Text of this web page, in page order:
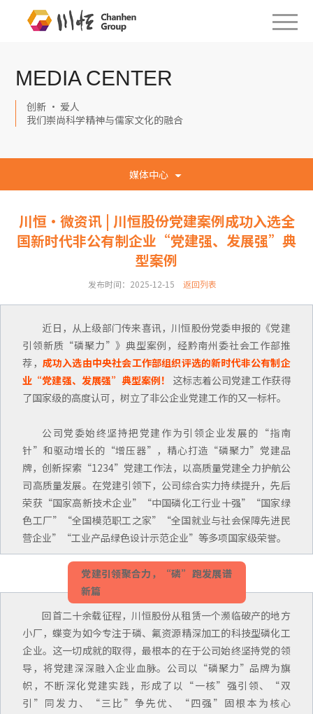
MEDIA CENTER
创新 · 爱人
我们崇尚科学精神与儒家文化的融合
媒体中心
川恒·微资讯 | 川恒股份党建案例成功入选全
国新时代非公有制企业“党建强、发展强”典
型案例
发布时间：2025-12-15 返回列表
近日，从上级部门传来喜讯，川恒股份党委申报的《党建
引领新质“磷聚力”》典型案例，经黔南州委社会工作部推
荐， 成功入选由中央社会工作部组织评选的新时代非公有制企
业“党建强、发展强”典型案例！
这标志着公司党建工作获得
了国家级的高度认可，树立了非公企业党建工作的又一标杆。
公司党委始终坚持把党建作为引领企业发展的“指南
针”和驱动增长的“增压器”，精心打造“磷聚力”党建品
牌，创新探索“1234”党建工作法，以高质量党建全力护航公
司高质量发展。在党建引领下，公司综合实力持续提升，先后
荣获“国家高新技术企业”“中国磷化工行业十强”“国家绿
色工厂”“全国模范职工之家”“全国就业与社会保障先进民
营企业”“工业产品绿色设计示范企业”等多项国家级荣誉。
党建引领聚合力，“磷”跑发展谱
新篇
回首二十余载征程，川恒股份从租赁一个濒临破产的地方
小厂，蝶变为如今专注于磷、氟资源精深加工的科技型磷化工
企业。这一切成就的取得，最根本的在于公司始终坚持党的领
导，将党建深深融入企业血脉。公司以“磷聚力”品牌为旗
帜，不断深化党建实践，形成了以“一核”强引领、“双
引”同发力、“三比”争先优、“四强”固根本为核心